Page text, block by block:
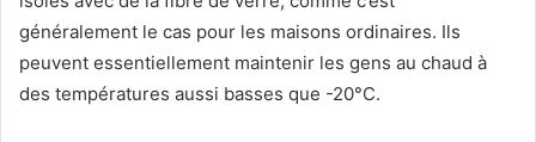
généralement le cas pour les maisons ordinaires. Ils
peuvent essentiellement maintenir les gens au chaud à
des températures aussi basses que -20°C.